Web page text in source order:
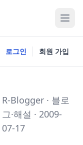
로그인 회원 가입
R-Blogger · 블로
그·해설 · 2009-
07-17